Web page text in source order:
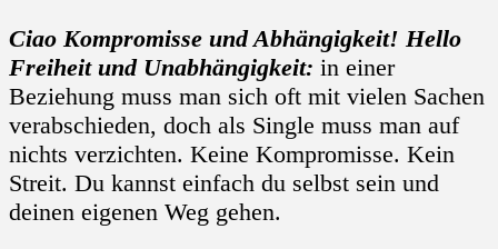
Ciao Kompromisse und Abhängigkeit! Hello
Freiheit und Unabhängigkeit: in einer
Beziehung muss man sich oft mit vielen Sachen
verabschieden, doch als Single muss man auf
nichts verzichten. Keine Kompromisse. Kein
Streit. Du kannst einfach du selbst sein und
deinen eigenen Weg gehen.